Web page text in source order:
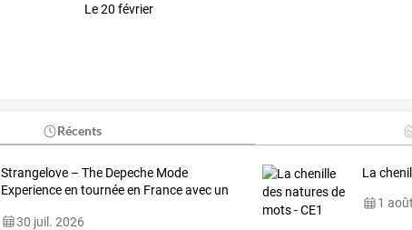
Le 20 février
Récents
Strangelove– TheDepecheMode
Experienceen tournéeen Franceavecun
30 juil. 2026
La
1